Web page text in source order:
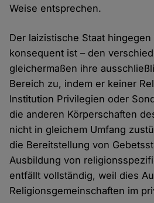
Weise entsprechen.
Der laizistische Staat
konsequent ist – den
gleichermaßen ihre
Bereich zu, indem er keiner
Institution Privilegien oder
die anderen Körperschaften
nicht in gleichem Umfang
die Bereitstellung von
Ausbildung von
entfällt vollständig, weil dies
Religionsgemeinschaften im